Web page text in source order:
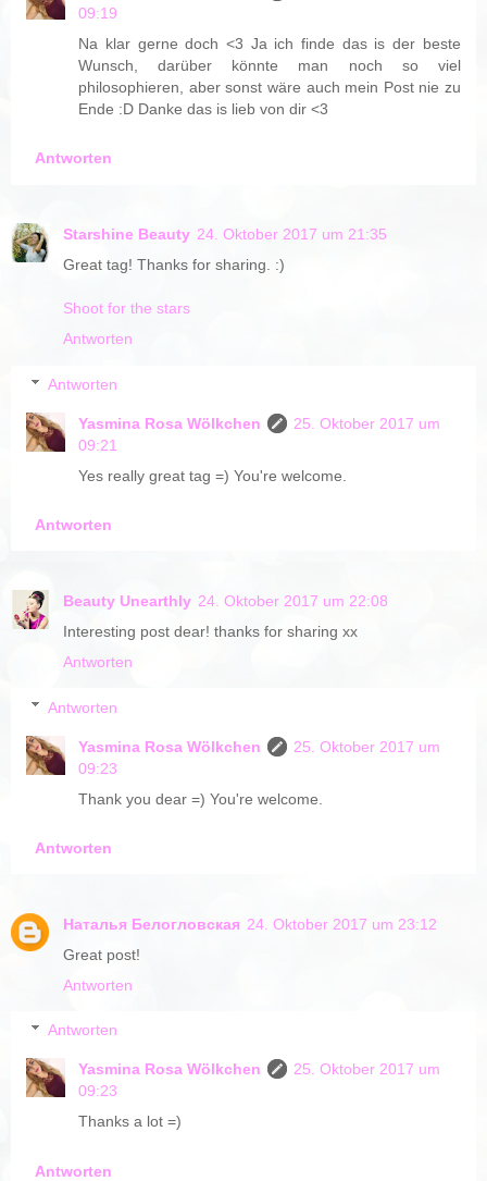
09:19
Na klar gerne doch <3 Ja ich finde das is der beste
Wunsch, darüber könnte man noch so viel
philosophieren, aber sonst wäre auch mein Post nie zu
Ende :D Danke das is lieb von dir <3
Antworten
Starshine Beauty 24. Oktober 2017 um 21:35
Great tag! Thanks for sharing. :)
Shoot for the stars
Antworten
Antworten
Yasmina Rosa Wölkchen
25. Oktober 2017 um
09:21
Yes really great tag =) You're welcome.
Antworten
Beauty Unearthly 24. Oktober 2017 um 22:08
Interesting post dear! thanks for sharing xx
Antworten
Antworten
Yasmina Rosa Wölkchen
25. Oktober 2017 um
09:23
Thank you dear =) You're welcome.
Antworten
Наталья Белогловская 24. Oktober 2017 um 23:12
Great post!
Antworten
Antworten
Yasmina Rosa Wölkchen
25. Oktober 2017 um
09:23
Thanks a lot =)
Antworten